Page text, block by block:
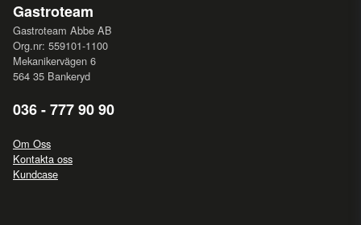
Gastroteam
Gastroteam Abbe AB
Org.nr: 559101-1100
Mekanikervägen 6
564 35 Bankeryd
036 - 777 90 90
Om Oss
Kontakta oss
Kundcase